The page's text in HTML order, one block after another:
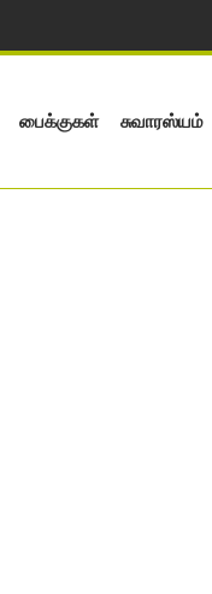
பைக்குகள் சுவாரஸ்யம்